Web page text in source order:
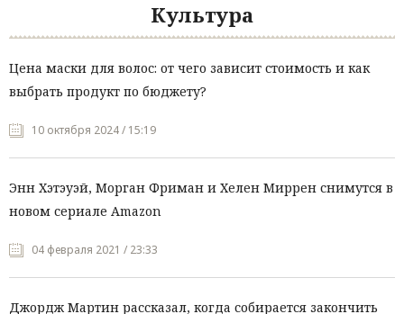
Культура
Цена маски для волос: от чего зависит стоимость и как
выбрать продукт по бюджету?
10 октября 2024 / 15:19
Энн Хэтэуэй, Морган Фриман и Хелен Миррен снимутся в
новом сериале Amazon
04 февраля 2021 / 23:33
Джордж Мартин рассказал, когда собирается закончить